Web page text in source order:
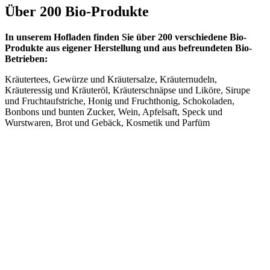
Über 200 Bio-Produkte
In unserem Hofladen finden Sie über 200 verschiedene Bio-
Produkte aus eigener Herstellung und aus befreundeten Bio-
Betrieben:
Kräutertees, Gewürze und Kräutersalze, Kräuternudeln,
Kräuteressig und Kräuteröl, Kräuterschnäpse und Liköre, Sirupe
und Fruchtaufstriche, Honig und Fruchthonig, Schokoladen,
Bonbons und bunten Zucker, Wein, Apfelsaft, Speck und
Wurstwaren, Brot und Gebäck, Kosmetik und Parfüm